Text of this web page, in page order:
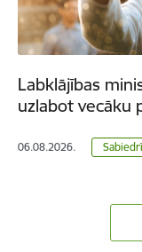
Labklājības
uzlabot vecāku
06.08.2026.